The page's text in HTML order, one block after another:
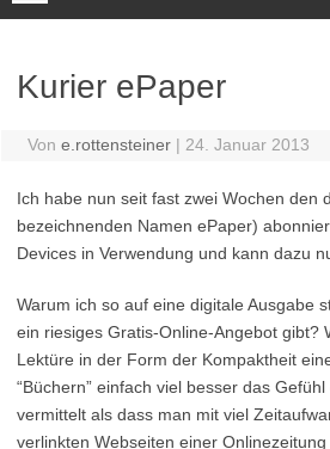
Kurier ePaper
Von e.rottensteiner | 24. Januar 2013
Ich habe nun seit fast zwei Wochen den
bezeichnenden Namen ePaper)
Devices in Verwendung und kann dazu
Warum ich so auf eine digitale Ausgabe
ein riesiges Gratis-Online-Angebot gibt?
Lektüre in der Form der Kompaktheit
“Büchern” einfach viel besser das
vermittelt als dass man mit viel
verlinkten Webseiten einer